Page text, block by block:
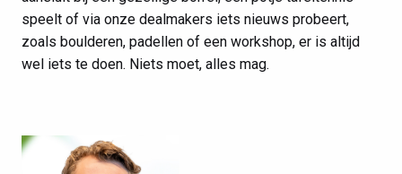
speelt of via onze dealmakers iets nieuws probeert,
zoals boulderen, padellen of een workshop, er is altijd
wel iets te doen. Niets moet, alles mag.